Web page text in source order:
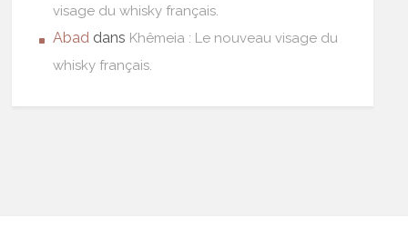
visage du whisky français.
Abad dans Khêmeia : Le nouveau visage du
whisky français.